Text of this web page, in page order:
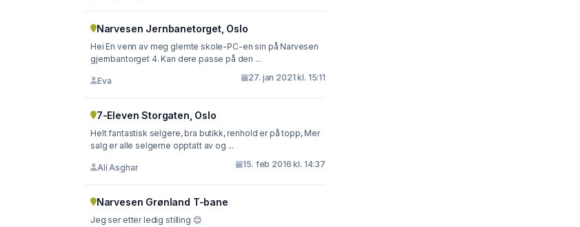
Narvesen Jernbanetorget, Oslo
Hei En venn av meg glemte skole-PC-en sin på Narvesen
gjernbantorget 4. Kan dere passe på den ...
Eva 27. jan 2021 kl. 15:11
7-Eleven Storgaten, Oslo
Helt fantastisk selgere, bra butikk, renhold er på topp, Mer
salg er alle selgerne opptatt av og ...
Ali Asghar 15. feb 2016 kl. 14:37
Narvesen Grønland T-bane
Jeg ser etter ledig stilling 😊